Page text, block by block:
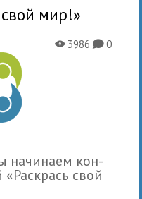
свой мир!»
X3986K0
начи­наем кон­
свой